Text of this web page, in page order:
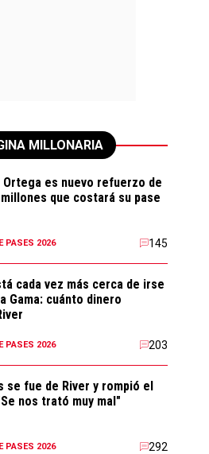
MILLONARIA
Ortega es nuevo refuerzo de
que costará su pase
PASES 2026 145
cada vez más cerca de irse
Gama: cuánto dinero
PASES 2026 203
se fue de River y rompió el
nos trató muy mal"
PASES 2026 292